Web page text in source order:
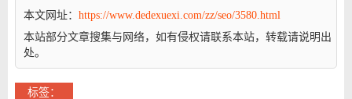
本文网址： https://www.dedexuexi.com/zz/seo/3580.html
本站部分文章搜集与网络，如有侵权请联系本站，转载请说明出
处。
标签：